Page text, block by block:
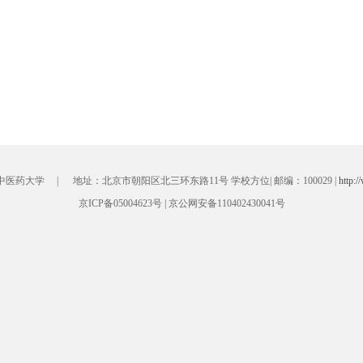
医药大学 | 地址：北京市朝阳区北三环东路11号 学校方位| 邮编：100029 | http://
京ICP备05004623号 | 京公网安备110402430041号